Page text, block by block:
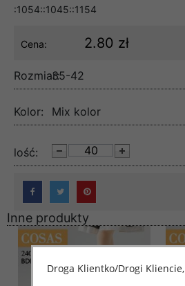
:1054::1045::1154
Cena: 2.80 zł
Rozmiar:35-42
Kolor: Mix kolor
lość:
Inne produkty
Droga Klientko/Drogi Kliencie,